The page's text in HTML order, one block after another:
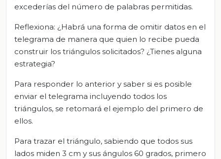
excederías del número de palabras permitidas.
Reflexiona: ¿Habrá una forma de omitir datos en el
telegrama de manera que quien lo recibe pueda
construir los triángulos solicitados? ¿Tienes alguna
estrategia?
Para responder lo anterior y saber si es posible
enviar el telegrama incluyendo todos los
triángulos, se retomará el ejemplo del primero de
ellos.
Para trazar el triángulo, sabiendo que todos sus
lados miden 3 cm y sus ángulos 60 grados, primero